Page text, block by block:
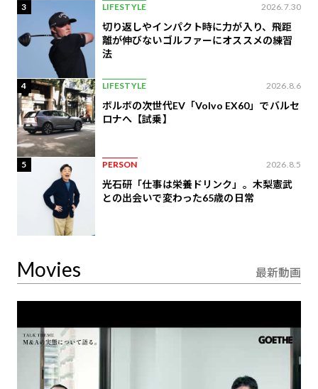
3 LIFESTYLE 2026.7.30
切り返しやインパクト時に力が入り、飛距
離が伸びないゴルファーにオススメの練習
法
4 LIFESTYLE 2026.8.6
ボルボの次世代EV「Volvo EX60」でバルセ
ロナへ【試乗】
5 PERSON 2026.8.5
光石研「仕事は栄養ドリンク」。木梨憲武
との出会いで変わった65歳の日常
Movies 最新動画